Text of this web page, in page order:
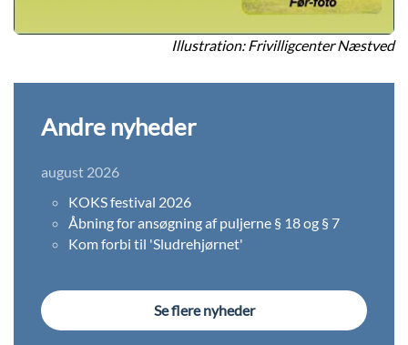
Illustration: Frivilligcenter Næstved
Andre nyheder
august 2026
KOKS festival 2026
Åbning for ansøgning af puljerne § 18 og § 7
Kom forbi til 'Sludrehjørnet'
Se flere nyheder